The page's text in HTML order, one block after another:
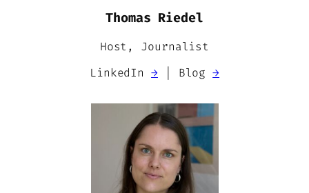
Thomas Riedel
Host, Journalist
LinkedIn→ | Blog→